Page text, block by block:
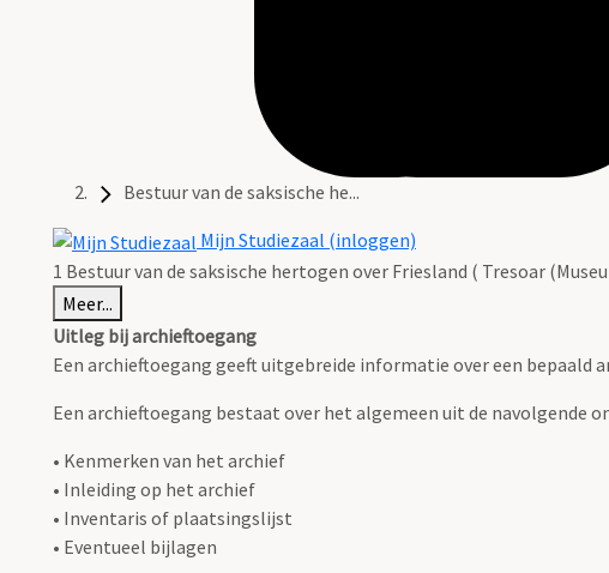
Bestuur van de saksische he...
Mijn Studiezaal (inloggen)
1 Bestuur van de saksische hertogen over Friesland ( Tresoar
Meer...
Uitleg bij archieftoegang
Een archieftoegang geeft uitgebreide informatie over een bepaald
Een archieftoegang bestaat over het algemeen uit de navolgende
• Kenmerken van het archief
• Inleiding op het archief
• Inventaris of plaatsingslijst
• Eventueel bijlagen